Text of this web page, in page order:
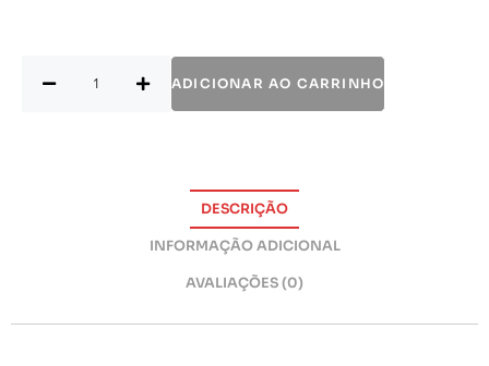
ADICIONAR AO CARRINHO
DESCRIÇÃO
INFORMAÇÃO ADICIONAL
AVALIAÇÕES (0)